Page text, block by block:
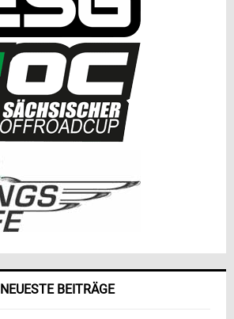
NEUESTE BEITRÄGE